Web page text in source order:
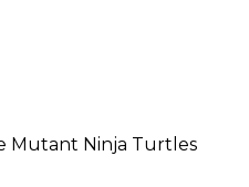
Mutant Ninja Turtles